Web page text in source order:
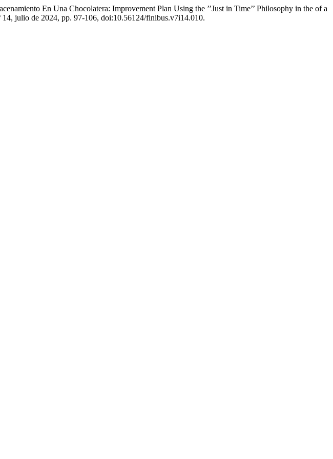
En Una Chocolatera: Improvement Plan Using the ’’Just in Time’’ Philosophy in the of a
14, julio de 2024, pp. 97-106, doi:10.56124/finibus.v7i14.010.